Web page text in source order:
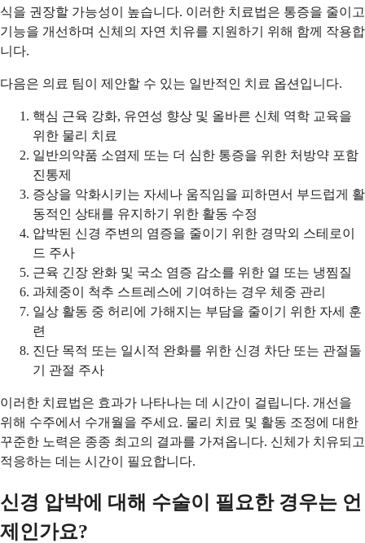
식을 권장할 가능성이 높습니다. 이러한 치료법은 통증을 줄이고
기능을 개선하며 신체의 자연 치유를 지원하기 위해 함께 작용합
니다.
다음은 의료 팀이 제안할 수 있는 일반적인 치료 옵션입니다.
핵심 근육 강화, 유연성 향상 및 올바른 신체 역학 교육을
위한 물리 치료
일반의약품 소염제 또는 더 심한 통증을 위한 처방약 포함
진통제
증상을 악화시키는 자세나 움직임을 피하면서 부드럽게 활
동적인 상태를 유지하기 위한 활동 수정
압박된 신경 주변의 염증을 줄이기 위한 경막외 스테로이
드 주사
근육 긴장 완화 및 국소 염증 감소를 위한 열 또는 냉찜질
과체중이 척추 스트레스에 기여하는 경우 체중 관리
일상 활동 중 허리에 가해지는 부담을 줄이기 위한 자세 훈
련
진단 목적 또는 일시적 완화를 위한 신경 차단 또는 관절돌
기 관절 주사
이러한 치료법은 효과가 나타나는 데 시간이 걸립니다. 개선을
위해 수주에서 수개월을 주세요. 물리 치료 및 활동 조정에 대한
꾸준한 노력은 종종 최고의 결과를 가져옵니다. 신체가 치유되고
적응하는 데는 시간이 필요합니다.
신경 압박에 대해 수술이 필요한 경우는 언
제인가요?